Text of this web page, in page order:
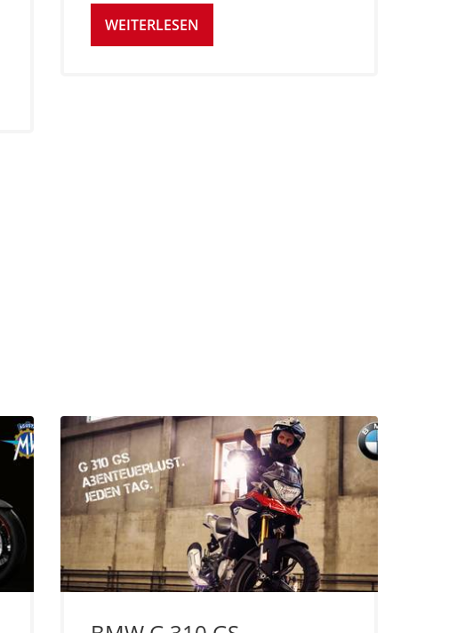
WEITERLESEN